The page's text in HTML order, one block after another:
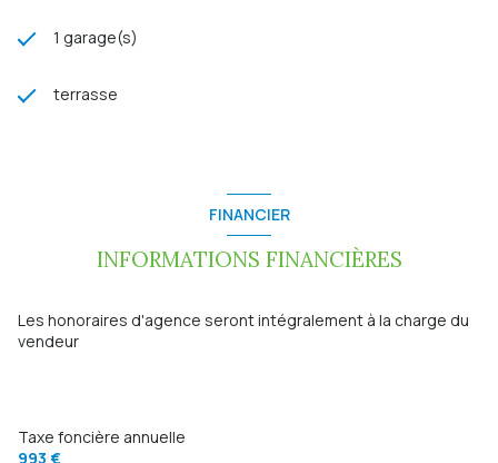
1 garage(s)
terrasse
FINANCIER
INFORMATIONS FINANCIÈRES
Les honoraires d'agence seront intégralement à la charge du
vendeur
Taxe foncière annuelle
993 €